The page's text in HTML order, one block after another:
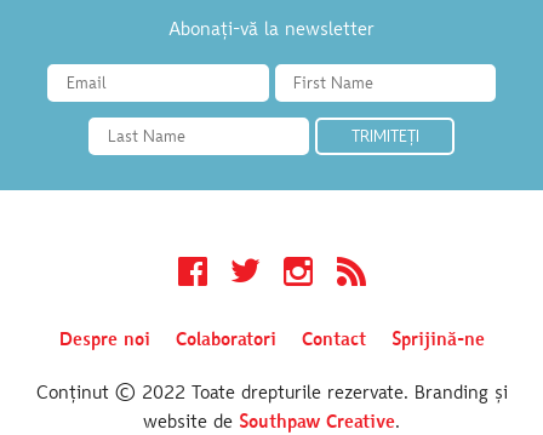
Abonați-vă la newsletter
Facebook Twitter Instagram RSS
Despre noi Colaboratori Contact Sprijină-ne
Conținut © 2022 Toate drepturile rezervate. Branding și
website de Southpaw Creative.